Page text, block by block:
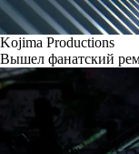
Kojima Productions
Вышел фанатский